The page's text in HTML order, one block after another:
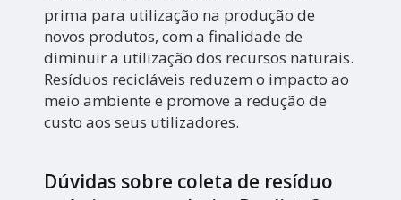
prima para utilização na produção de
novos produtos, com a finalidade de
diminuir a utilização dos recursos naturais.
Resíduos recicláveis reduzem o impacto ao
meio ambiente e promove a redução de
custo aos seus utilizadores.
Dúvidas sobre coleta de resíduo